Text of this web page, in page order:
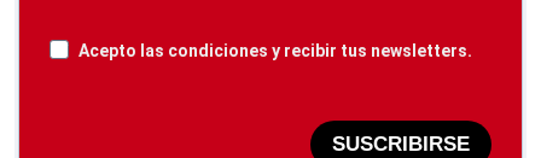
Acepto las condiciones y recibir tus newsletters.
SUSCRIBIRSE